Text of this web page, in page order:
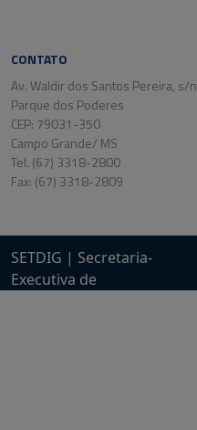
CONTATO
Av. Waldir dos Santos Pereira, s/n
Parque dos Poderes
CEP: 79031-350
Campo Grande/ MS
Tel. (67) 3318-2800
Fax: (67) 3318-2809
SETDIG | Secretaria-
Executiva de